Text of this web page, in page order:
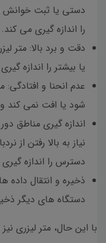
دستی یا ثبت خوانش
را اندازه گیری می کند.
یا بیشتر را اندازه
عدم انحنا و افتادگی:
شود یا افت نمی کند
اندازه گیری مناطق
نیاز به بالا رفتن از
دسترس را اندازه گیری
ذخیره و انتقال داده
دستگاه های دیگر
با این حال، متر لیزری